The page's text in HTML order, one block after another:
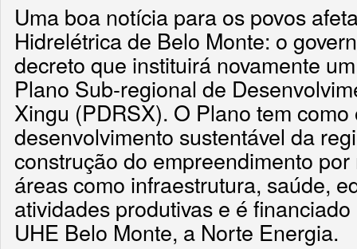
Uma boa notícia para os povos
Hidrelétrica de Belo Monte: o
decreto que instituirá novamente
Plano Sub-regional de
Xingu (PDRSX). O Plano tem
desenvolvimento sustentável da
construção do empreendimento
áreas como infraestrutura, saúde,
atividades produtivas e é
UHE Belo Monte, a Norte Energia.